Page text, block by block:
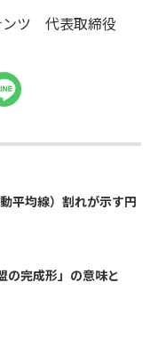
ンツ 代表取締役
平均線）割れが示す円
の完成形」の意味と